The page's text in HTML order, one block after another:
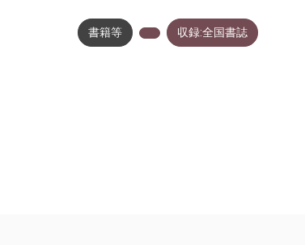
書籍等 収録:全国書誌